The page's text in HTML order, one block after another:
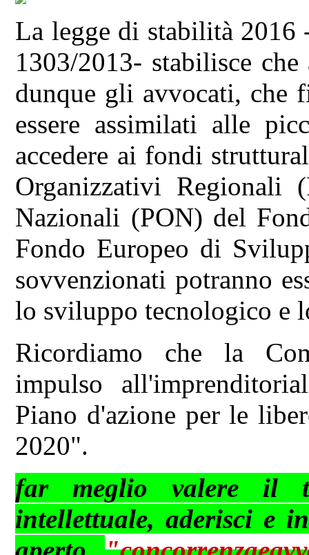
La legge di stabilità
1303/2013- stabilisce
dunque gli avvocati, che
essere assimilati alle
accedere ai fondi
Organizzativi Regionali
Nazionali (PON) del
Fondo Europeo di
sovvenzionati potranno
lo sviluppo tecnologico e
Ricordiamo che la
impulso
Piano d'azione per le
2020".
far meglio valere il
intellettuale, aderisci e